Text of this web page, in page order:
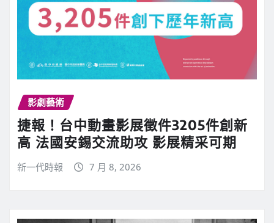
影劇藝術
捷報！台中動畫影展徵件3205件創新
高 法國安錫交流助攻 影展精采可期
新一代時報 7 月 8, 2026